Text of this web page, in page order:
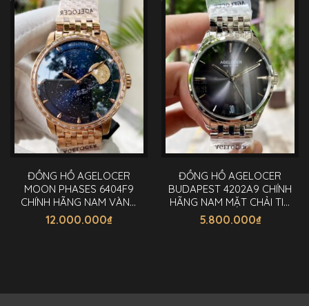
ĐỒNG HỒ AGELOCER
MOON PHASES 6404F9
CHÍNH HÃNG NAM VÀNG
40MM
12.000.000₫
ĐỒNG HỒ AGELOCER
BUDAPEST 4202A9 CHÍNH
HÃNG NAM MẶT CHẢI TIA
40MM
5.800.000₫